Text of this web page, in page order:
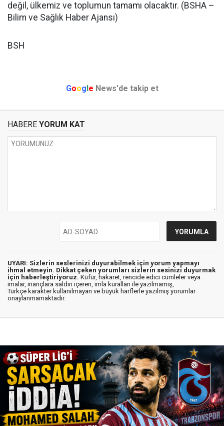
değil, ülkemiz ve toplumun tamamı olacaktır. (BSHA –
Bilim ve Sağlık Haber Ajansı)
BSH
Goog e News'de takip et
HABERE YORUM KAT
UYARI: Sizlerin seslerinizi duyurabilmek için yorum yapmayı
ihmal etmeyin. Dikkat çeken yorumları sizlerin sesinizi duyurmak
için haberleştiriyoruz. Küfür, hakaret, rencide edici cümleler veya
imalar, inançlara saldırı içeren, imla kuralları ile yazılmamış,
Türkçe karakter kullanılmayan ve büyük harflerle yazılmış yorumlar
onaylanmamaktadır.